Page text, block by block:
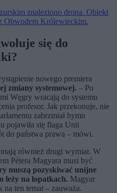
znaleziono drona. Obiekt
Obwodem Królewieckim.
się do
nowego premiera
zmiany systemowej. – Po
Węgry wracają do systemu
profesor. Jak przekonuje, nie
zabrzmiał hymn
pojawiła się flaga Unii
do państwa prawa – mówi.
również drugi wymiar. W
Pétera Magyara musi być
muszą pozyskiwać unijne
leży na łopatkach. Magyar
na ten temat – zauważa.